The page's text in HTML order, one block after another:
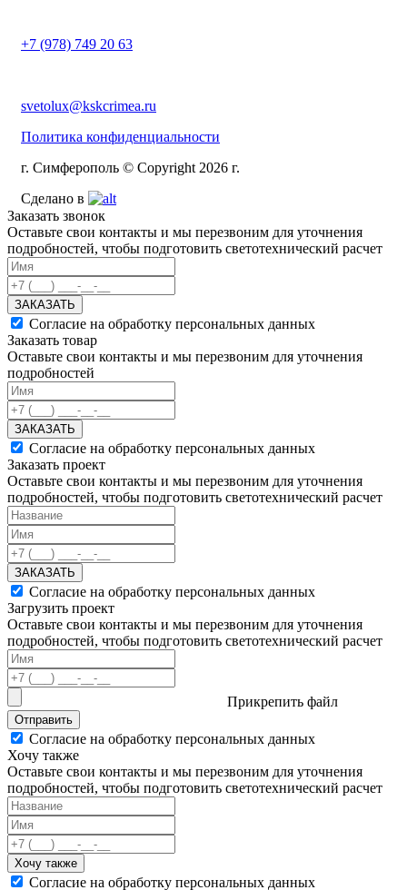
+7 (978) 749 20 63
svetolux@kskcrimea.ru
Политика конфиденциальности
г. Симферополь © Copyright 2026 г.
Сделано в
Заказать звонок
Оставьте свои контакты и мы перезвоним для уточнения
подробностей, чтобы подготовить светотехнический расчет
ЗАКАЗАТЬ
Согласие на обработку персональных данных
Заказать товар
Оставьте свои контакты и мы перезвоним для уточнения
подробностей
ЗАКАЗАТЬ
Согласие на обработку персональных данных
Заказать проект
Оставьте свои контакты и мы перезвоним для уточнения
подробностей, чтобы подготовить светотехнический расчет
ЗАКАЗАТЬ
Согласие на обработку персональных данных
Загрузить проект
Оставьте свои контакты и мы перезвоним для уточнения
подробностей, чтобы подготовить светотехнический расчет
Прикрепить файл
Отправить
Согласие на обработку персональных данных
Хочу также
Оставьте свои контакты и мы перезвоним для уточнения
подробностей, чтобы подготовить светотехнический расчет
Хочу также
Согласие на обработку персональных данных